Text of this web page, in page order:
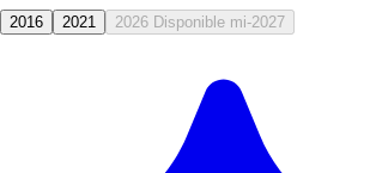
2016 2021 2026 Disponible mi-2027